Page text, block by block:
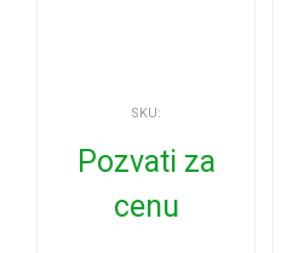
SKU:
Pozvati za
cenu